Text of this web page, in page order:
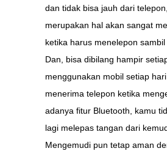
dan tidak bisa jauh dari
merupakan hal akan sangat
ketika harus menelepon sambil
Dan, bisa dibilang hampir
menggunakan mobil setiap
menerima telepon ketika
adanya fitur Bluetooth, kamu
lagi melepas tangan dari
Mengemudi pun tetap aman